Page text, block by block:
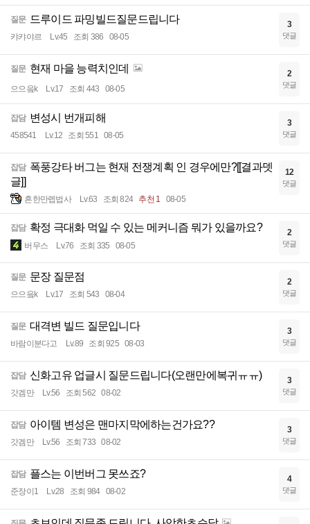
질문 드루이드 파밍빌드질문드립니다
캬캬야르 Lv.45 조회 386 08-05
3
댓글
질문 현재 마을 능력치인데
으으읔k Lv.17 조회 443 08-05
2
댓글
잡담 변성시 번개피해
458541 Lv.12 조회 551 08-05
3
댓글
잡담 폭풍강타 버그는 현재 전쟁계획 인 경우에만?[[결과뎃
글]]
흔한만렙법사 Lv.63 조회 824 추천 1 08-05
12
댓글
잡담 확정 극대화 먹일 수 있는 메커니즘 뭐가 있을까요?
버무스 Lv.76 조회 335 08-05
2
댓글
질문 문장 질문점
으으읔k Lv.17 조회 543 08-04
2
댓글
질문 대격변 빌드 질문입니다
바람이분다고 Lv.89 조회 925 08-03
3
댓글
잡담 신화고유 업글시 질문드립니다(오랜만에복귀ㅠㅠ)
갓겜만 Lv.56 조회 562 08-02
3
댓글
잡담 아이템 변성은 맨마지막에하는건가요??
갓겜만 Lv.56 조회 733 08-02
3
댓글
잡담 플스는 이번버그 못쓰죠?
준장이1 Lv.28 조회 984 08-02
4
댓글